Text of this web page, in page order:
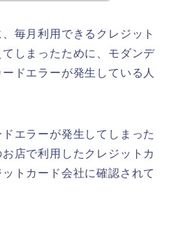
毎月利用できるクレジット
しまったために、モダンデ
ドエラーが発生している人
エラーが発生してしまった
店で利用したクレジットカ
トカード会社に確認されて